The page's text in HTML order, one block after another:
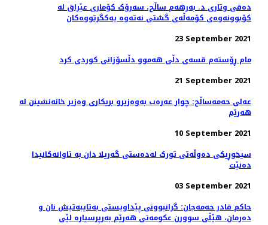
دەقی وتاری د. بەرهەم ساڵح، سەرۆک کۆماری عێراق لە
کۆبوونەوەی کۆمەڵەی گشتی نەتەوە یەکگرتووەکان
23 September 2021
مام ڕۆستەم قسەی دڵی هەموو دڵسۆزانی کوردی کرد
21 September 2021
عەلی حەمەساڵح: چوار عەرەب بەوەزیرو بریکاری وەزیر خانەنشینن لە
ھەرێم
10 September 2021
سیخوڕیکی دەوڵەتی تورک لەدەستی گەریلا دان بە تاوانەکانیدا
دەنێت
03 September 2021
حاکم قادر حەمەجان: گرانبوونی پێداویستی بەتایبەتیش نان و
دەرمان، هێڵی سوورن عکومەتی هەرێم بەرپرسیارە لێی